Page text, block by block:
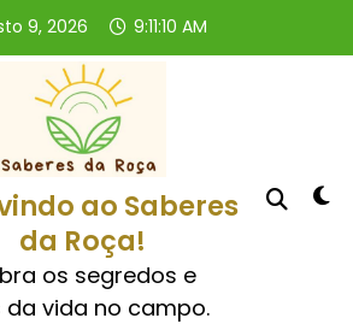
9, 2026 9:11:10 AM
ao Saberes
da Roça!
os segredos e
da vida no campo.